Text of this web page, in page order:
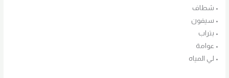
• شطاف
• سيفون
• بتراب
• عوامة
• لي المياه